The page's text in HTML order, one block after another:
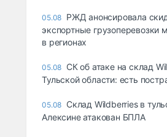
05.08 РЖД анонсировала
экспортные грузоперевозки
в регионах
05.08 СК об атаке на склад
Тульской области: есть
05.08 Склад Wildberries в
Алексине атакован БПЛА